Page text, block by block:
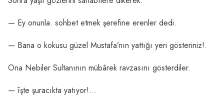
— Ey onunla. sohbet etmek şerefine erenler dedi.
— Bana o kokusu güzel Mustafa’nın yattığı yeri gösteriniz!.
Ona Nebiler Sultanının mübârek ravzasını gösterdiler.
— îşte şuracıkta yatıyor!…